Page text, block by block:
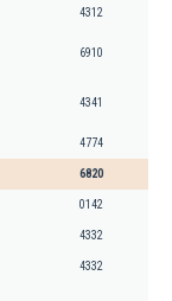
4312
6910
4341
4774
6820
0142
4332
4332